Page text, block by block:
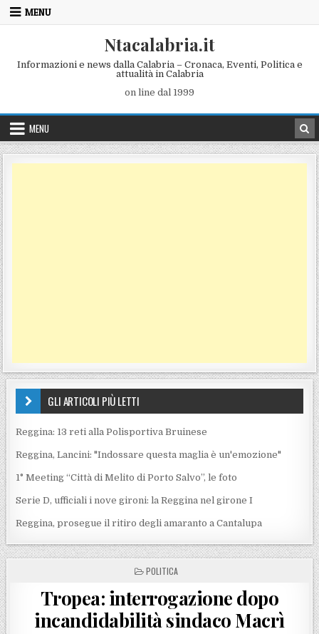
Skip to content
MENU
Ntacalabria.it
Informazioni e news dalla Calabria – Cronaca, Eventi, Politica e
attualità in Calabria
on line dal 1999
MENU
GLI ARTICOLI PIÙ LETTI
Reggina: 13 reti alla Polisportiva Bruinese
Reggina, Lancini: "Indossare questa maglia è un'emozione"
1° Meeting “Città di Melito di Porto Salvo”, le foto
Serie D, ufficiali i nove gironi: la Reggina nel girone I
Reggina, prosegue il ritiro degli amaranto a Cantalupa
POSTED IN
POLITICA
Tropea: interrogazione dopo
incandidabilità sindaco Macrì